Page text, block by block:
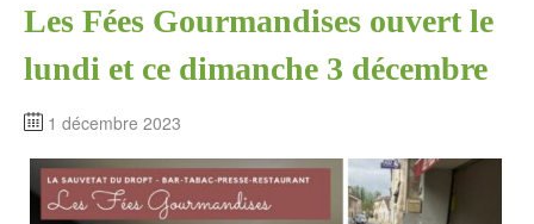
Les Fées Gourmandises ouvert le
lundi et ce dimanche 3 décembre
1 décembre 2023